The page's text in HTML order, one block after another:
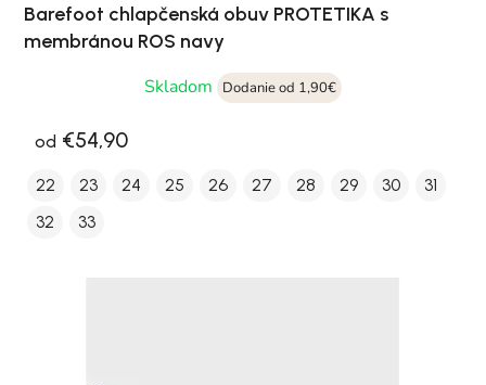
Barefoot chlapčenská obuv PROTETIKA s
membránou ROS navy
Skladom
Dodanie od 1,90€
od €54,90
22 23 24 25 26 27 28 29 30
31
32
33